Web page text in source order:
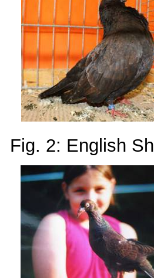
Fig. 2: English